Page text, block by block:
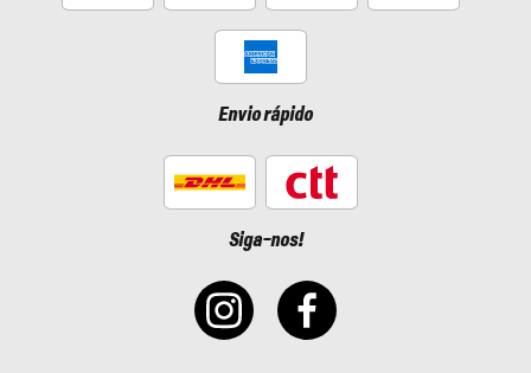
Envio rápido
Siga-nos!